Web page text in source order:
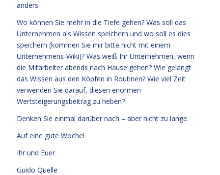
anders.
Wo können Sie mehr in die Tiefe gehen? Was soll das
Unternehmen als Wissen speichern und wo soll es dies
speichern (kommen Sie mir bitte nicht mit einem
Unternehmens-Wiki)? Was weiß Ihr Unternehmen, wenn
die Mitarbeiter abends nach Hause gehen? Wie gelangt
das Wissen aus den Köpfen in Routinen? Wie viel Zeit
verwenden Sie darauf, diesen enormen
Wertsteigerungsbeitrag zu heben?
Denken Sie einmal darüber nach – aber nicht zu lange.
Auf eine gute Woche!
Ihr und Euer
Guido Quelle